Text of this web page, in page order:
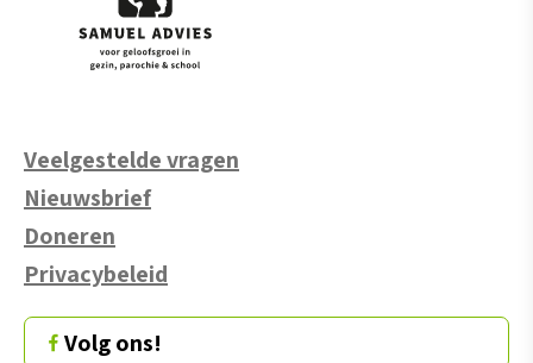
Veelgestelde vragen
Nieuwsbrief
Doneren
Privacybeleid
Volg ons!